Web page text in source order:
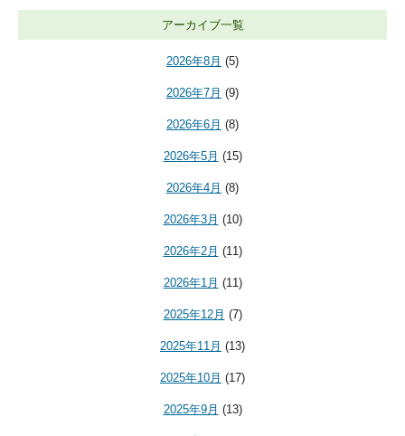
アーカイブ一覧
2026年8月 (5)
2026年7月 (9)
2026年6月 (8)
2026年5月 (15)
2026年4月 (8)
2026年3月 (10)
2026年2月 (11)
2026年1月 (11)
2025年12月 (7)
2025年11月 (13)
2025年10月 (17)
2025年9月 (13)